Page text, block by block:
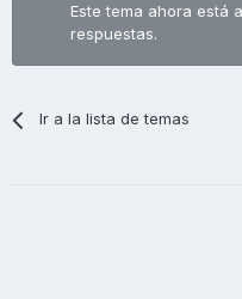
Este tema ahora está
respuestas.
Ir a la lista de temas